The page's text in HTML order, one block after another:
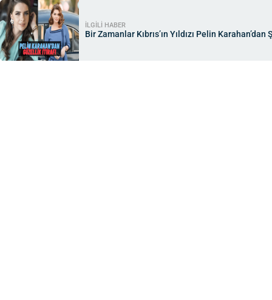
İLGİLİ HABER
Bir Zamanlar Kıbrıs’ın Yıldızı Pelin